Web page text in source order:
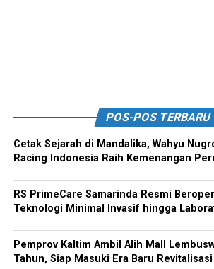
POS-POS TERBARU
Cetak Sejarah di Mandalika, Wahyu
Racing Indonesia Raih Kemenangan
RS PrimeCare Samarinda Resmi
Teknologi Minimal Invasif hingga
Pemprov Kaltim Ambil Alih Mall
Tahun, Siap Masuki Era Baru Revitalisasi